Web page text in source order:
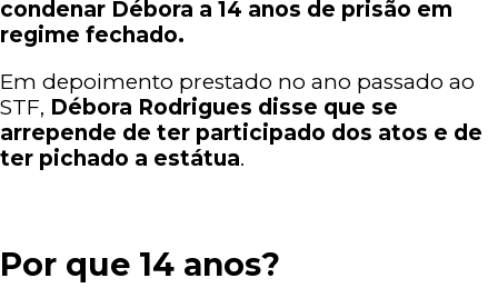
condenar Débora a 14 anos de prisão em
regime fechado.
Em depoimento prestado no ano passado ao
STF, Débora Rodrigues disse que se
arrepende de ter participado dos atos e de
ter pichado a estátua.
Por que 14 anos?